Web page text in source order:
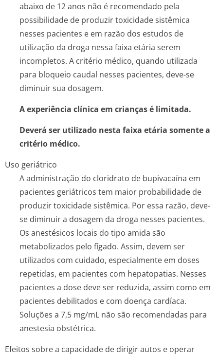
abaixo de 12 anos não é recomendado pela
possibilidade de produzir toxicidade sistêmica
nesses pacientes e em razão dos estudos de
utilização da droga nessa faixa etária serem
incompletos. A critério médico, quando utilizada
para bloqueio caudal nesses pacientes, deve-se
diminuir sua dosagem.
A experiência clínica em crianças é limitada.
Deverá ser utilizado nesta faixa etária somente a
critério médico.
Uso geriátrico
A administração do cloridrato de bupivacaína em
pacientes geriátricos tem maior probabilidade de
produzir toxicidade sistêmica. Por essa razão, deve-
se diminuir a dosagem da droga nesses pacientes.
Os anestésicos locais do tipo amida são
metabolizados pelo fígado. Assim, devem ser
utilizados com cuidado, especialmente em doses
repetidas, em pacientes com hepatopatias. Nesses
pacientes a dose deve ser reduzida, assim como em
pacientes debilitados e com doença cardíaca.
Soluções a 7,5 mg/mL não são recomendadas para
anestesia obstétrica.
Efeitos sobre a capacidade de dirigir autos e operar